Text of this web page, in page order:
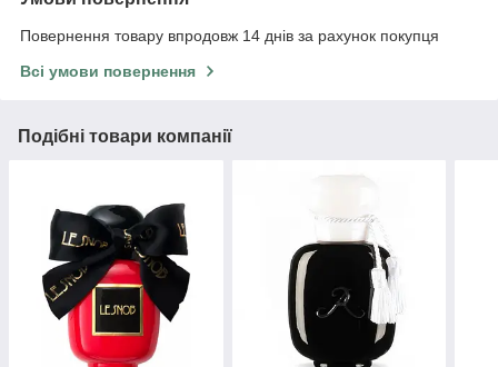
Повернення товару впродовж 14 днів за рахунок покупця
Всі умови повернення
Подібні товари компанії